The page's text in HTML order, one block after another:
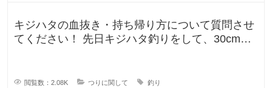
キジハタの血抜き・持ち帰り方について質問させ
てください！ 先日キジハタ釣りをして、30cm台
閲覧数：2.08K つりに関して 釣り